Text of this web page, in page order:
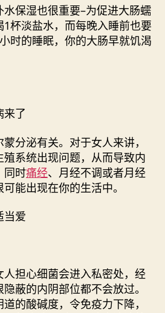
保湿也很重要–为促进大肠蠕
杯淡盐水，而每晚入睡前也要
时的睡眠，你的大肠早就饥渴
来了
分泌有关。对于女人来讲，
系统出现问题，从而导致内
同时痛经、月经不调或者月经
能出现在你的生活中。
当爱
担心细菌会进入私密处，经
蔽的内阴部位都不会放过。
的酸碱度，令免疫力下降，